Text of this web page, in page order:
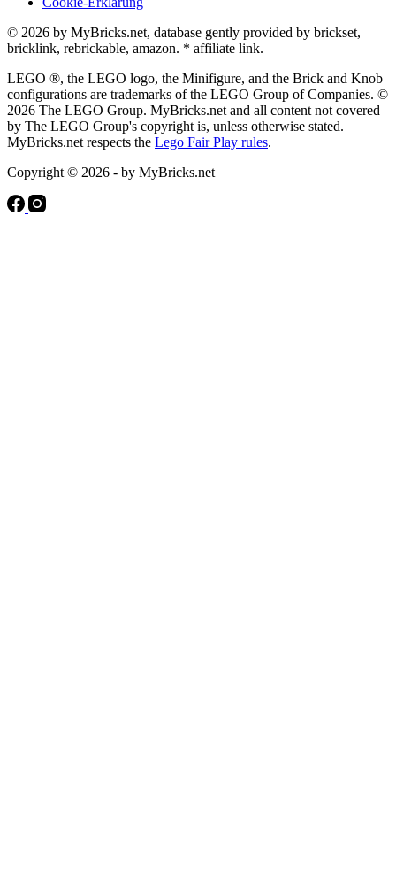
© 2026 by MyBricks.net, database gently provided by brickset,
bricklink, rebrickable, amazon. * affiliate link.
LEGO ®, the LEGO logo, the Minifigure, and the Brick and Knob
configurations are trademarks of the LEGO Group of Companies. ©
2026 The LEGO Group. MyBricks.net and all content not covered
by The LEGO Group's copyright is, unless otherwise stated.
MyBricks.net respects the Lego Fair Play rules.
Copyright © 2026 - by MyBricks.net